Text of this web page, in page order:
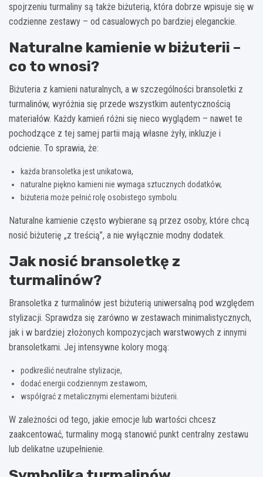
spojrzeniu turmaliny są także biżuterią, która dobrze wpisuje się w
codzienne zestawy – od casualowych po bardziej eleganckie.
Naturalne kamienie w biżuterii –
co to wnosi?
Biżuteria z kamieni naturalnych, a w szczególności bransoletki z
turmalinów, wyróżnia się przede wszystkim autentycznością
materiałów. Każdy kamień różni się nieco wyglądem – nawet te
pochodzące z tej samej partii mają własne żyły, inkluzje i
odcienie. To sprawia, że:
każda bransoletka jest unikatowa,
naturalne piękno kamieni nie wymaga sztucznych dodatków,
biżuteria może pełnić rolę osobistego symbolu.
Naturalne kamienie często wybierane są przez osoby, które chcą
nosić biżuterię „z treścią”, a nie wyłącznie modny dodatek.
Jak nosić bransoletkę z
turmalinów?
Bransoletka z turmalinów jest biżuterią uniwersalną pod względem
stylizacji. Sprawdza się zarówno w zestawach minimalistycznych,
jak i w bardziej złożonych kompozycjach warstwowych z innymi
bransoletkami. Jej intensywne kolory mogą:
podkreślić neutralne stylizacje,
dodać energii codziennym zestawom,
współgrać z metalicznymi elementami biżuterii.
W zależności od tego, jakie emocje lub wartości chcesz
zaakcentować, turmaliny mogą stanowić punkt centralny zestawu
lub delikatne uzupełnienie.